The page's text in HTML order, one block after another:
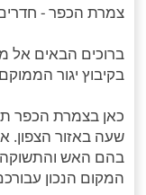
צמרת הכפר -
ברוכים הבאים אל
בקיבוץ יגור
כאן בצמרת הכפר
שעה באזור הצפון.
בהם האש והתשוקה
המקום הנכון